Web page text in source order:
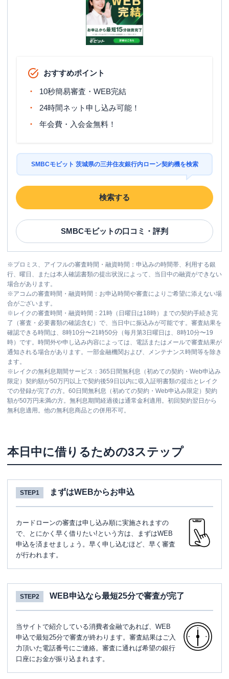
おすすめポイント
10秒簡易審査・WEB完結
24時間ネット申し込み可能！
年会費・入会金無料！
SMBCモビット 茨城県の三井住友銀行内ローン契約機を検索
検索する
SMBCモビットの口コミ・評判
※プロミス、アイフルの審査時間・融資時間：申込みの時間帯、利用する銀
行、曜日、または本人確認書類の提出状況によって、当日中の融資ができない
場合があります。
※アコムの審査時間・融資時間：お申込時間や審査によりご希望に添えない場
合がございます。
※ レイクの審査時間・融資時間：21時（日曜日は18時）までの契約手続き完
了（審査・必要書類の確認含む）で、当日中に振込みが可能です。審査結果を
確認できる時間は、8時10分〜21時50分（毎月第3日曜日は、8時10分〜19
時）です。時間外や申し込み内容によっては、電話またはメールで審査結果が
通知される場合があります。一部金融機関および、メンテナンス時間等を除き
ます。
※ レイクの無利息期間サービス：365日間無利息（初めての契約・Web申込み
限定）契約額が50万円以上で契約後59日以内に収入証明書類の提出とレイク
での登録が完了の方。60日間無利息（初めての契約・Web申込み限定）契約
額が50万円未満の方。無利息期間経過後は通常金利適用。初回契約翌日から
無利息適用。他の無利息商品との併用不可。
本日中に借りるための3ステップ
STEP1 まずはWEBからお申込
カードローンの審査は申し込み順に実施されますの
で、とにかく早く借りたい!という方は、まずはWEB
申込を済ませましょう。早く申し込むほど、早く審査
が行われます。
STEP2 WEB申込なら最短25分で審査が完了
当サイトで紹介している消費者金融であれば、WEB
申込で最短25分で審査が終わります。審査結果はご入
力頂いた電話番号にご連絡。審査に通れば希望の銀行
口座にお金が振り込まれます。